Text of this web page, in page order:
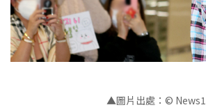
▲圖片出處：© News1